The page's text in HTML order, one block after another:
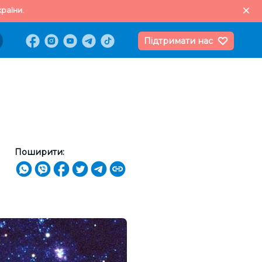
Підтримати нас
Поширити: